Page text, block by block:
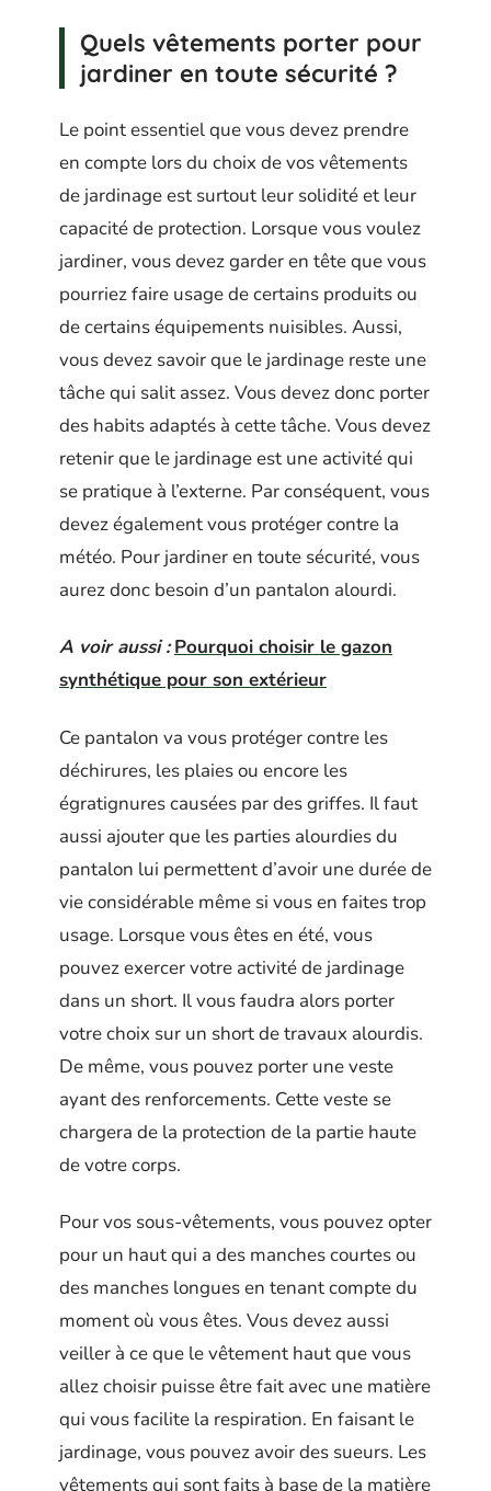
Quels vêtements porter pour
jardiner en toute sécurité ?
Le point essentiel que vous devez prendre
en compte lors du choix de vos vêtements
de jardinage est surtout leur solidité et leur
capacité de protection. Lorsque vous voulez
jardiner, vous devez garder en tête que vous
pourriez faire usage de certains produits ou
de certains équipements nuisibles. Aussi,
vous devez savoir que le jardinage reste une
tâche qui salit assez. Vous devez donc porter
des habits adaptés à cette tâche. Vous devez
retenir que le jardinage est une activité qui
se pratique à l’externe. Par conséquent, vous
devez également vous protéger contre la
météo. Pour jardiner en toute sécurité, vous
aurez donc besoin d’un pantalon alourdi.
A voir aussi : Pourquoi choisir le gazon
synthétique pour son extérieur
Ce pantalon va vous protéger contre les
déchirures, les plaies ou encore les
égratignures causées par des griffes. Il faut
aussi ajouter que les parties alourdies du
pantalon lui permettent d’avoir une durée de
vie considérable même si vous en faites trop
usage. Lorsque vous êtes en été, vous
pouvez exercer votre activité de jardinage
dans un short. Il vous faudra alors porter
votre choix sur un short de travaux alourdis.
De même, vous pouvez porter une veste
ayant des renforcements. Cette veste se
chargera de la protection de la partie haute
de votre corps.
Pour vos sous-vêtements, vous pouvez opter
pour un haut qui a des manches courtes ou
des manches longues en tenant compte du
moment où vous êtes. Vous devez aussi
veiller à ce que le vêtement haut que vous
allez choisir puisse être fait avec une matière
qui vous facilite la respiration. En faisant le
jardinage, vous pouvez avoir des sueurs. Les
vêtements qui sont faits à base de la matière